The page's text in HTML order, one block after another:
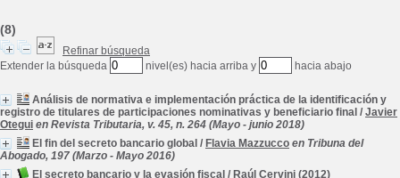
(8)
Refinar búsqueda
Extender la búsqueda
nivel(es) hacia arriba y hacia abajo
Análisis de normativa e implementación práctica de la identificación y
registro de titulares de participaciones nominativas y beneficiario final / Javier
Otegui en Revista Tributaria, v. 45, n. 264 (Mayo - junio 2018)
El fin del secreto bancario global / Flavia Mazzucco en Tribuna del
Abogado, 197 (Marzo - Mayo 2016)
El secreto bancario y la evasión fiscal / Raúl Cervini (2012)